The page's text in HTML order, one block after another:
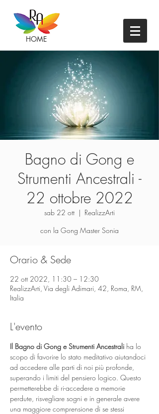
HOME
Bagno di Gong e
Strumenti Ancestrali -
22 ottobre 2022
sab 22 ott
  |
RealizzArti
con la Gong Master Sonia
Orario & Sede
22 ott 2022, 11:30 – 12:30
RealizzArti, Via degli Adimari, 42, Roma, RM,
Italia
L'evento
Il Bagno di Gong e Strumenti Ancestrali ha lo
scopo di favorire lo stato meditativo aiutandoci
ad accedere alle parti di noi più profonde,
superando i limiti del pensiero logico. Questo
permetterebbe di ri-accedere a memorie
perdute, risvegliare sogni e in generale avere
una maggiore comprensione di se stessi